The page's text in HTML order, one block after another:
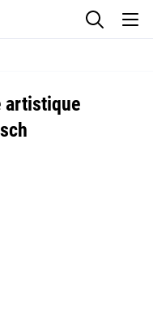
artistique